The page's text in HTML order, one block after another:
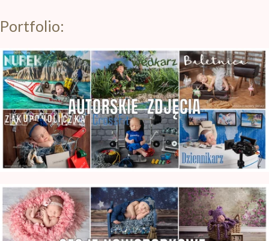
Portfolio: